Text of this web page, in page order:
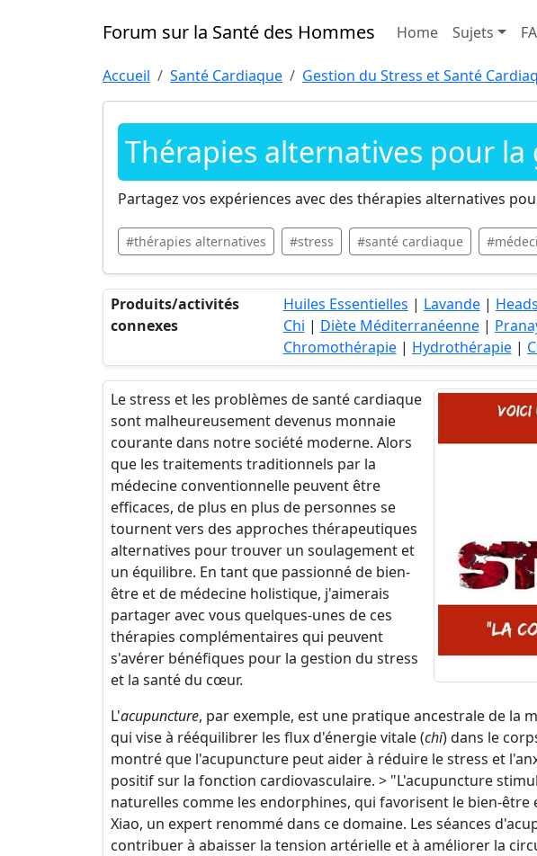
Forum sur la Santé des Hommes Home Sujets
Accueil Santé Cardiaque Gestion du Stress et Santé
Thérapies alternatives pour
Partagez vos expériences avec des thérapies alternatives
#thérapies alternatives #stress #santé cardiaque
Produits/activités
connexes
Huiles Essentielles | Lavande|
Chi | Diète Méditerranéenne|
Chromothérapie| Hydrothérapie|
Le stress et les problèmes de santé cardiaque
sont malheureusement devenus monnaie
courante dans notre société moderne. Alors
que les traitements traditionnels par la
médecine conventionnelle peuvent être
efficaces, de plus en plus de personnes se
tournent vers des approches thérapeutiques
alternatives pour trouver un soulagement et
un équilibre. En tant que passionné de bien-
être et de médecine holistique, j'aimerais
partager avec vous quelques-unes de ces
thérapies complémentaires qui peuvent
s'avérer bénéfiques pour la gestion du stress
et la santé du cœur.
L'acupuncture, par exemple, est une pratique ancestrale de la
qui vise à rééquilibrer les flux d'énergie vitale (chi) dans le
montré que l'acupuncture peut aider à réduire le stress et
positif sur la fonction cardiovasculaire. > "L'acupuncture
naturelles comme les endorphines, qui favorisent le bien-être
Xiao, un expert renommé dans ce domaine. Les séances
contribuer à abaisser la tension artérielle et à améliorer la